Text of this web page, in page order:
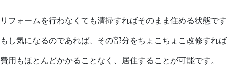
リフォームを行わなくても清掃すればそのまま住める状態です
もし気になるのであれば、その部分をちょこちょこ改修すれば
費用もほとんどかかることなく、居住することが可能です。